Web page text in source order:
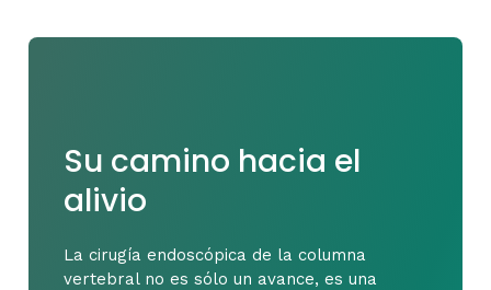
Su camino hacia el
alivio
La cirugía endoscópica de la columna
vertebral no es sólo un avance, es una